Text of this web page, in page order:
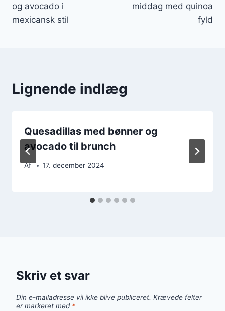
og avocado i
mexicansk stil
middag med quinoa
fyld
Lignende indlæg
Quesadillas med bønner og
avocado til brunch
Af 17. december 2024
Skriv et svar
Din e-mailadresse vil ikke blive publiceret. Krævede felter
er markeret med *